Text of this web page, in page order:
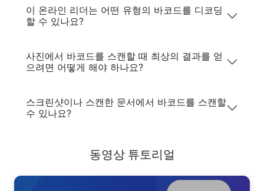
이 온라인 리더는 어떤 유형의 바코드를 디코딩
할 수 있나요?
사진에서 바코드를 스캔할 때 최상의 결과를 얻
으려면 어떻게 해야 하나요?
스크린샷이나 스캔한 문서에서 바코드를 스캔할
수 있나요?
동영상 튜토리얼